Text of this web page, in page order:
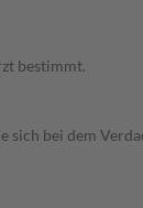
bestimmt.
sich bei dem